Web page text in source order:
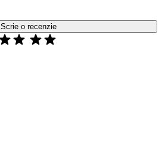
Scrie o recenzie